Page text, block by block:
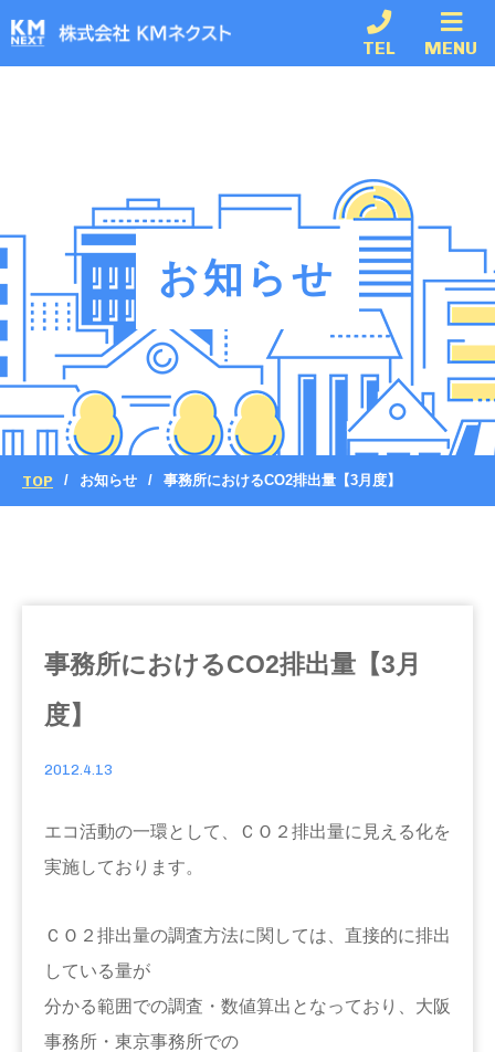
TEL MENU
お知らせ
TOP お知らせ 事務所におけるCO2排出量【3月度】
事務所におけるCO2排出量【3月
度】
2012.4.13
エコ活動の一環として、ＣＯ２排出量に見える化を
実施しております。
ＣＯ２排出量の調査方法に関しては、直接的に排出
している量が
分かる範囲での調査・数値算出となっており、大阪
事務所・東京事務所での